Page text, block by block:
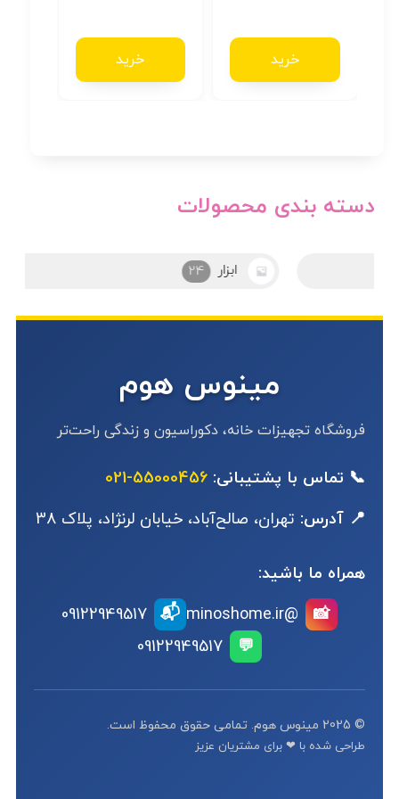
خرید خرید
دسته بندی محصولات
مینوس هوم
فروشگاه تجهیزات خانه، دکوراسیون و زندگی راحت‌تر
📞 تماس با پشتیبانی: 55000456-021
📍 آدرس: تهران، صالح‌آباد، خیابان لرنژاد، پلاک 38
همراه ما باشید:
📸
@minoshome.ir
📬
09122949517
💬
09122949517
© 2025 مینوس هوم. تمامی حقوق محفوظ است.
طراحی شده با ❤ برای مشتریان عزیز